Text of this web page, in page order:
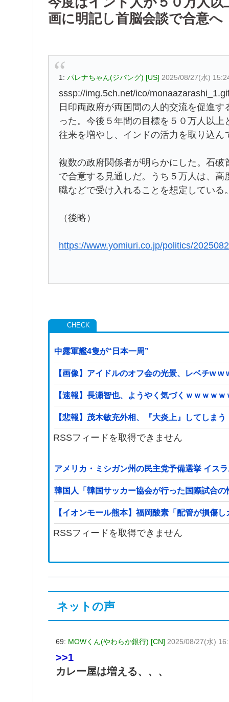
画に明記し首脳会談で合意へ
1: パレナちゃん(ジパング) [US] 2025/08/27(水)
sssp://img.5ch.net/ico/
日印両政府が両国間の人的交流を促進
った。今後５年間の目標を５０万人以
往来を増やし、インドの活力を取り込
複数の政府関係者が明らかにした。石
で合意する見通しだ。うち５万人は、
職などで受け入れることを想定している
（後略）
https://www.yomiuri.co.jp/politics/
中露軍艦4隻が“日本一周”
【画像】アイドルのオフ会の光景、レベチw w
【速報】長瀬智也、ようやく気づくｗｗｗｗｗ
【悲報】茂木敏充外相、『大炎上』してしま
RSSフィードを取得できません
アメリカ・ミシガン州の民主党予備選挙 イス
韓国人「韓国サッカー協会が行った国際試合
【イオンモール熊本】福岡酸素「配管が損傷
RSSフィードを取得できません
ネットの声
69: MOWくん(やわらか銀行) [CN] 2025/08/27(水)
>>1
カレー屋は増える、、、